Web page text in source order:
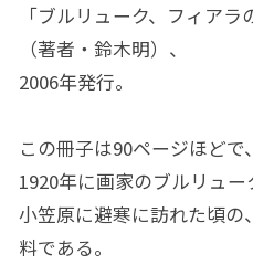
「ブルリューク、フィアラ
（著者・鈴木明）、
2006年発行。
この冊子は90ページほどで、
1920年に画家のブルリュー
小笠原に避寒に訪れた頃
料である。